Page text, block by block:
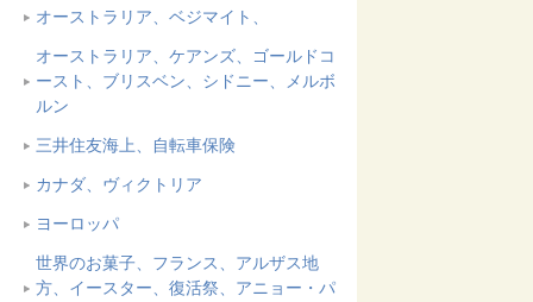
オーストラリア、ベジマイト、
オーストラリア、ケアンズ、ゴールドコ
ースト、ブリスベン、シドニー、メルボ
ルン
三井住友海上、自転車保険
カナダ、ヴィクトリア
ヨーロッパ
世界のお菓子、フランス、アルザス地
方、イースター、復活祭、アニョー・パ